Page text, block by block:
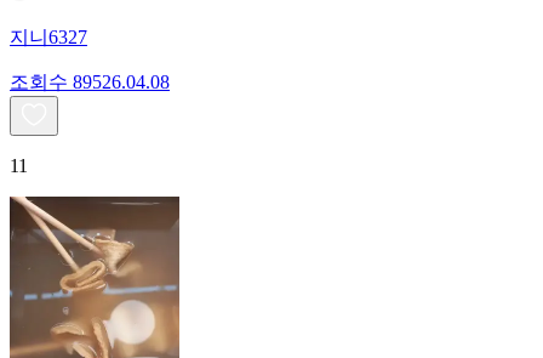
지니6327
조회수 89526.04.08
11